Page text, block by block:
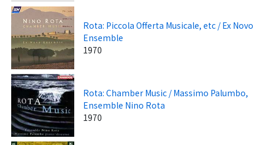
Rota: Piccola Offerta Musicale, etc / Ex Novo
Ensemble
1970
Rota: Chamber Music / Massimo Palumbo,
Ensemble Nino Rota
1970